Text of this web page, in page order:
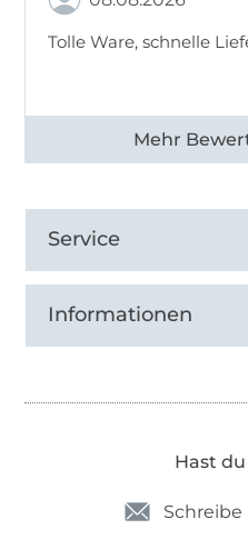
Tolle Ware, schnelle
Alle 83013
Service
Informationen
Hast
Schreibe